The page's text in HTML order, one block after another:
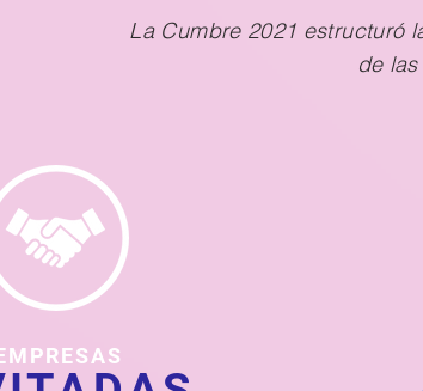
La Cumbre 2021 estructuró
de